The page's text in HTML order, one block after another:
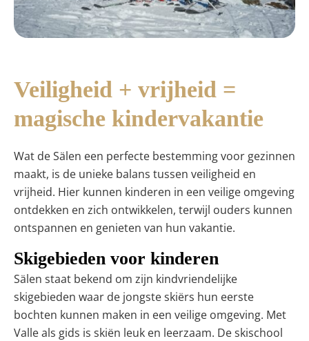
Veiligheid + vrijheid =
magische kindervakantie
Wat de Sälen een perfecte bestemming voor gezinnen
maakt, is de unieke balans tussen veiligheid en
vrijheid. Hier kunnen kinderen in een veilige omgeving
ontdekken en zich ontwikkelen, terwijl ouders kunnen
ontspannen en genieten van hun vakantie.
Skigebieden voor kinderen
Sälen staat bekend om zijn kindvriendelijke
skigebieden waar de jongste skiërs hun eerste
bochten kunnen maken in een veilige omgeving. Met
Valle als gids is skiën leuk en leerzaam. De skischool